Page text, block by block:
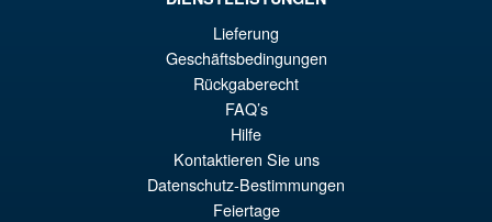
VORBESTELLUNGEN
Lieferung
Geschäftsbedingungen
Rückgaberecht
FAQ’s
Hilfe
Kontaktieren Sie uns
Datenschutz-Bestimmungen
Feiertage